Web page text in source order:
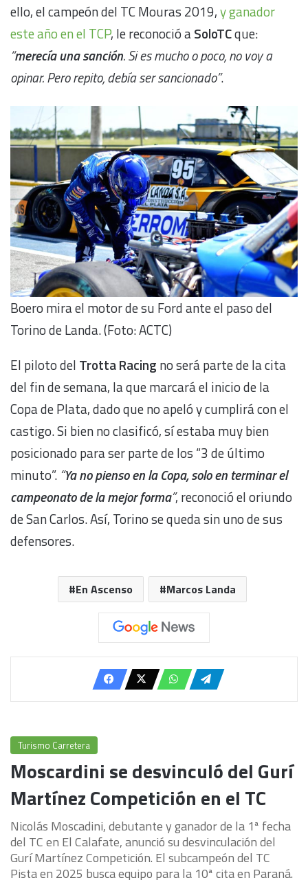
ello, el campeón del TC Mouras 2019,y ganador
este año en el TCP, le reconoció aSoloTCque:
“merecía una sanción. Si es mucho o poco, no voy a
opinar. Pero repito, debía ser sancionado”.
Boero mira el motor de su Ford ante el paso del
Torino de Landa. (Foto: ACTC)
El piloto del Trotta Racing no será parte de la cita
del fin de semana, la que marcará el inicio de la
Copa de Plata, dado que no apeló y cumplirá con el
castigo. Si bien no clasificó, sí estaba muy bien
posicionado para ser parte de los “3 de último
minuto”. “Ya no pienso en la Copa, solo en terminar el
campeonato de la mejor forma”, reconoció el oriundo
de San Carlos. Así, Torino se queda sin uno de sus
defensores.
En Ascenso Marcos Landa